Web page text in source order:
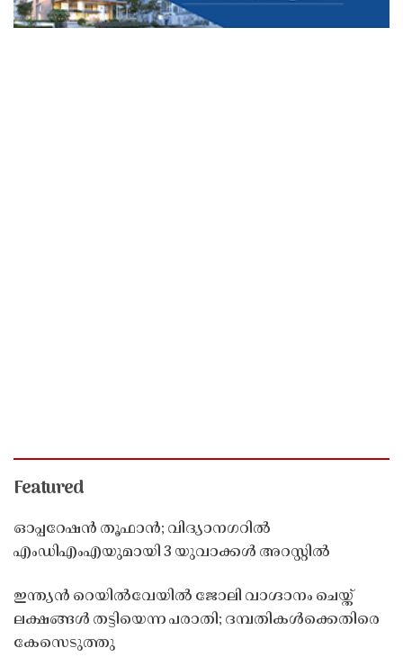
Featured
ഓപ്പറേഷൻ തൂഫാൻ; വിദ്യാനഗറിൽ
എംഡിഎംഎയുമായി 3 യുവാക്കൾ അറസ്റ്റിൽ
ഇന്ത്യൻ റെയിൽവേയിൽ ജോലി വാഗ്ദാനം ചെയ്ത്
ലക്ഷങ്ങൾ തട്ടിയെന്ന പരാതി; ദമ്പതികൾക്കെതിരെ
കേസെടുത്തു